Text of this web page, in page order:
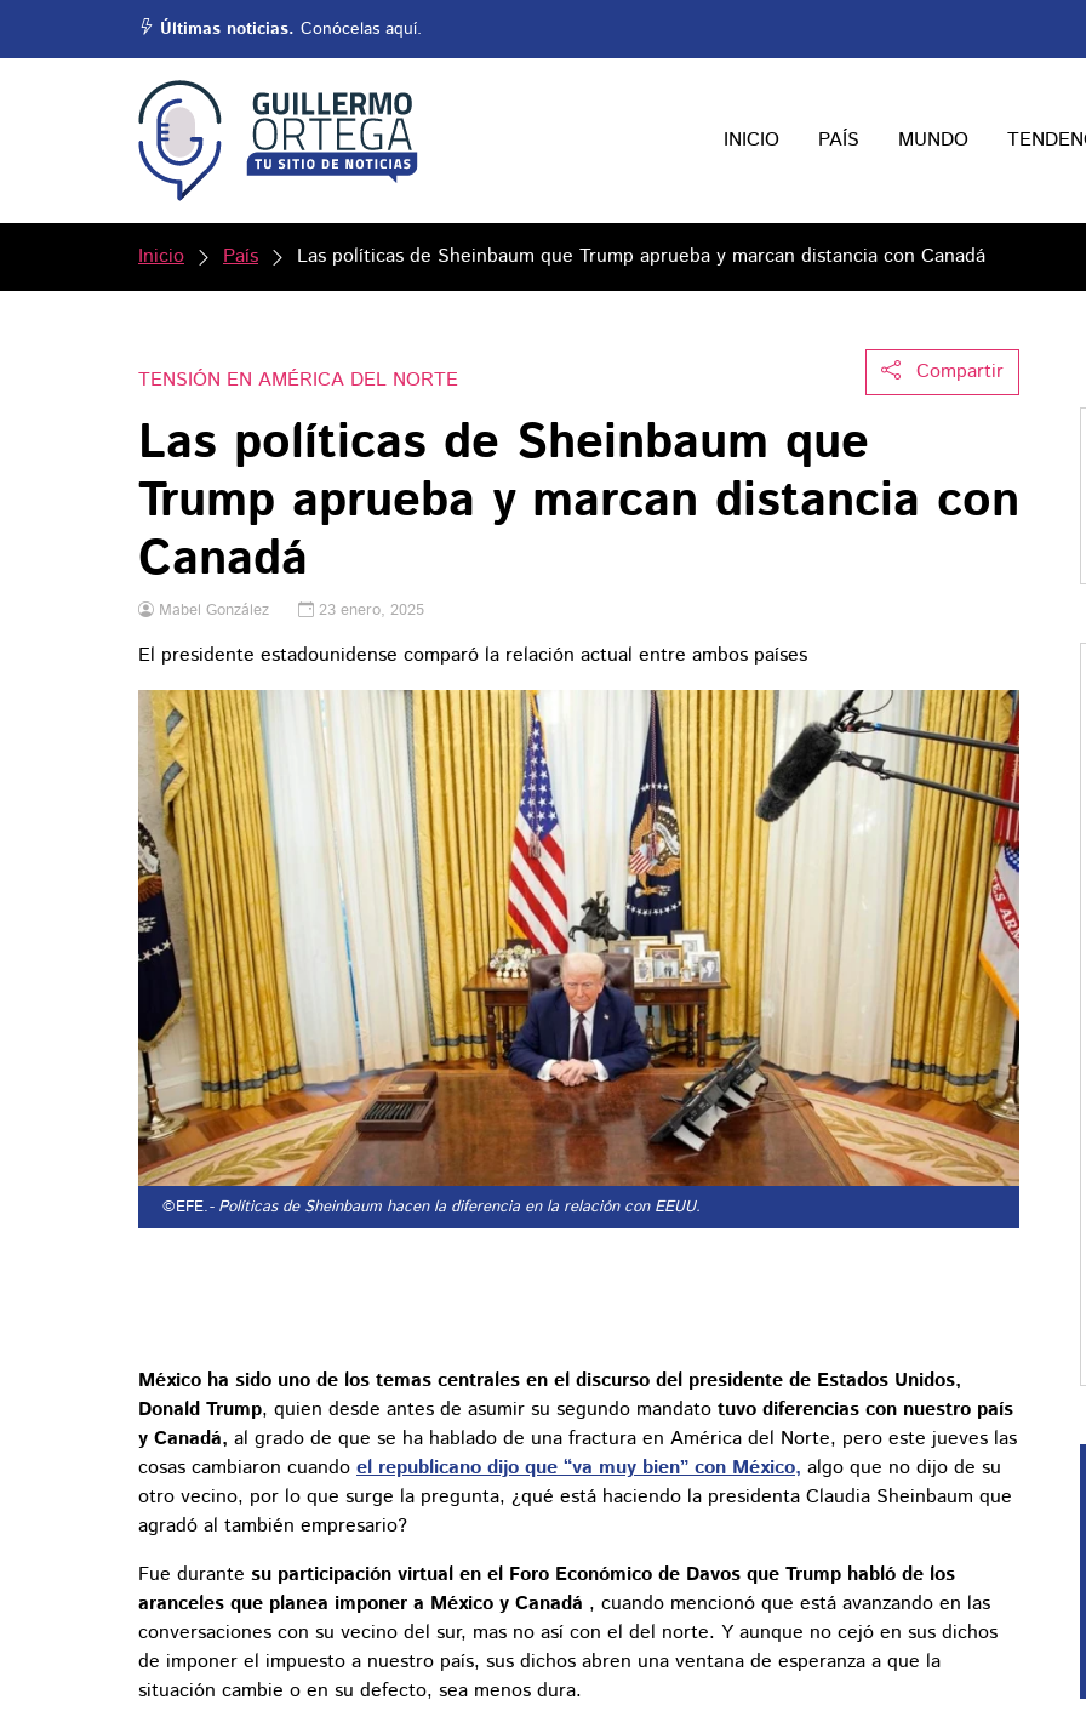
Últimas noticias. Conócelas aquí.
INICIO PAÍS MUNDO
Inicio País Las políticas de Sheinbaum que Trump aprueba y marcan distancia con Canadá
Compartir
TENSIÓN EN AMÉRICA DEL NORTE
Las políticas de Sheinbaum que
Trump aprueba y marcan distancia con
Canadá
Mabel González 23 enero, 2025
El presidente estadounidense comparó la relación actual entre ambos países
©EFE.- Políticas de Sheinbaum hacen la diferencia en la relación con EEUU.
México ha sido uno de los temas centrales en el discurso del presidente de Estados Unidos,
Donald Trump, quien desde antes de asumir su segundo mandato tuvo diferencias con nuestro país
y Canadá, al grado de que se ha hablado de una fractura en América del Norte, pero este jueves las
cosas cambiaron cuando el republicano dijo que “va muy bien” con México, algo que no dijo de su
otro vecino, por lo que surge la pregunta, ¿qué está haciendo la presidenta Claudia Sheinbaum que
agradó al también empresario?
Fue durante su participación virtual en el Foro Económico de Davos que Trump habló de los
aranceles que planea imponer a México y Canadá , cuando mencionó que está avanzando en las
conversaciones con su vecino del sur, mas no así con el del norte. Y aunque no cejó en sus dichos
de imponer el impuesto a nuestro país, sus dichos abren una ventana de esperanza a que la
situación cambie o en su defecto, sea menos dura.